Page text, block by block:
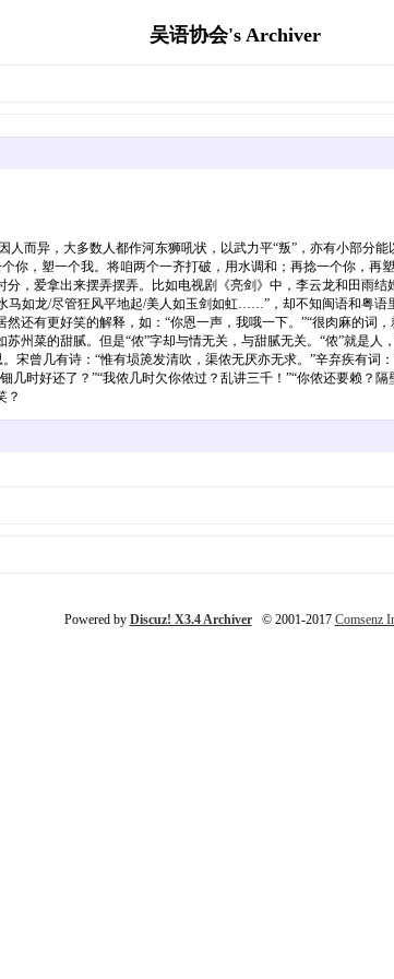
吴语协会's Archiver
而异，大多数人都作河东狮吼状，以武力平“叛”，亦有小部分
你，塑一个我。将咱两个一齐打破，用水调和；再捻一个你，
分，爱拿出来摆弄摆弄。比如电视剧《亮剑》中，李云龙和田
如龙/尽管狂风平地起/美人如玉剑如虹……”，却不知闽语和粤
还有更好笑的解释，如：“你恩一声，我哦一下。”“很肉麻的词
州菜的甜腻。但是“侬”字却与情无关，与甜腻无关。“侬”就是
宋曾几有诗：“惟有埙箎发清吹，渠侬无厌亦无求。”辛弃疾有
时好还了？”“我侬几时欠你侬过？乱讲三千！”“你侬还要赖？
？
Powered by Discuz! X3.4 Archiver© 2001-2017 Comsenz